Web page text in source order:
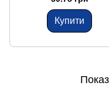
Купити